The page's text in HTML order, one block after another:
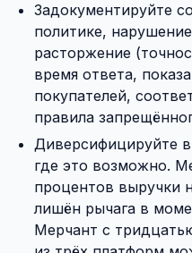
Задокументируйте
политике,
расторжение
время ответа,
покупателей,
правила
Диверсифицируйте
где это возможно.
процентов выручки
лишён рычага в
Мерчант с